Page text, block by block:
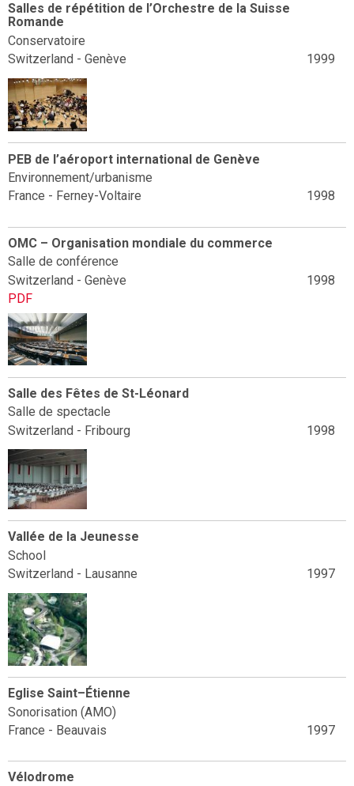
Salles de répétition de l’Orchestre de la Suisse
Romande
Conservatoire
1999
Switzerland - Genève
PEB de l’aéroport international de Genève
Environnement/urbanisme
1998
France - Ferney-Voltaire
OMC – Organisation mondiale du commerce
Salle de conférence
1998
Switzerland - Genève
PDF
Salle des Fêtes de St-Léonard
Salle de spectacle
1998
Switzerland - Fribourg
Vallée de la Jeunesse
School
1997
Switzerland - Lausanne
Eglise Saint–Étienne
Sonorisation (AMO)
1997
France - Beauvais
Vélodrome